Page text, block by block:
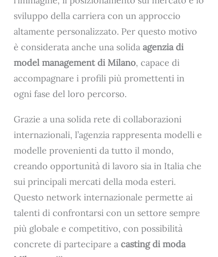
sviluppo della carriera con un approccio
altamente personalizzato. Per questo motivo
è considerata anche una solidaagenzia di
model management di Milano, capace di
accompagnare i profili più promettenti in
ogni fase del loro percorso.
Grazie a una solida rete di collaborazioni
internazionali, l’agenzia rappresenta modelli e
modelle provenienti da tutto il mondo,
creando opportunità di lavoro sia in Italia che
sui principali mercati della moda esteri.
Questo network internazionale permette ai
talenti di confrontarsi con un settore sempre
più globale e competitivo, con possibilità
concrete di partecipare acasting di moda